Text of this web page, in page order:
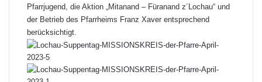
Pfarrjugend, die Aktion „Mitanand – Füranand z´Lochau“ und
der Betrieb des Pfarrheims Franz Xaver entsprechend
berücksichtigt.